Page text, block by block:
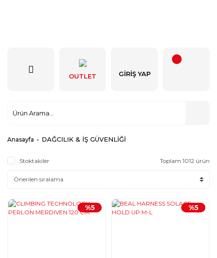
OUTLET GIRIŞ YAP
Anasayfa DAĞCILIK & İŞ GÜVENLİĞİ
Stoktakiler Toplam 1012 ürün
%5 %5